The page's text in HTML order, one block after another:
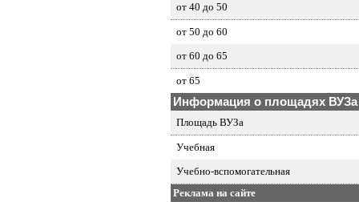
от 40 до 50
от 50 до 60
от 60 до 65
от 65
Информация о площадях ВУЗа
Площадь ВУЗа
Учебная
Учебно-вспомогательная
Реклама на сайте